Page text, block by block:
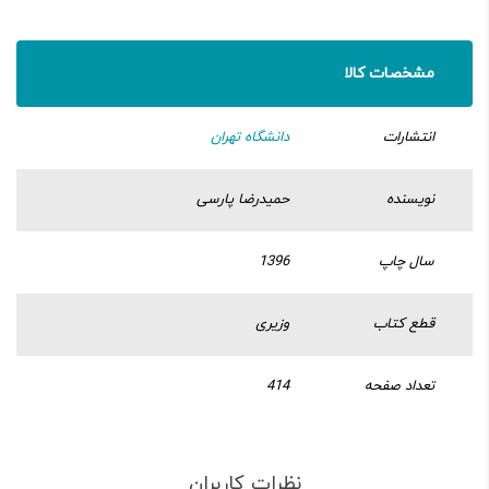
مشخصات کالا
انتشارات دانشگاه تهران
نویسنده حمیدرضا پارسی
سال چاپ 1396
قطع کتاب وزیری
تعداد صفحه 414